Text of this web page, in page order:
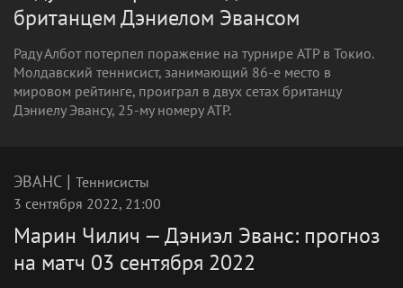
британцем Дэниелом Эвансом
Раду Албот потерпел поражение на турнире ATP в Токио.
Молдавский теннисист, занимающий 86-е место в
мировом рейтинге, проиграл в двух сетах британцу
Дэниелу Эвансу, 25-му номеру ATP.
ЭВАНС | Теннисисты
3 сентября 2022, 21:00
Марин Чилич — Дэниэл Эванс: прогноз
на матч 03 сентября 2022